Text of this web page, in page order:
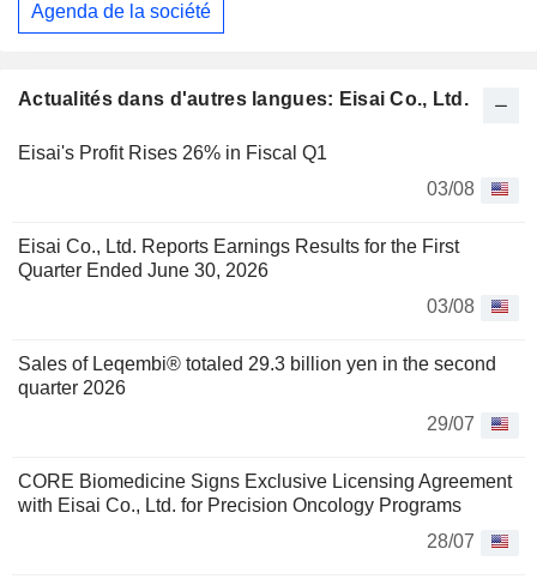
Actualités dans d'autres langues: Eisai Co., Ltd.
Eisai's Profit Rises 26% in Fiscal Q1
03/08
Eisai Co., Ltd. Reports Earnings Results for the First
Quarter Ended June 30, 2026
03/08
Sales of Leqembi® totaled 29.3 billion yen in the second
quarter 2026
29/07
CORE Biomedicine Signs Exclusive Licensing Agreement
with Eisai Co., Ltd. for Precision Oncology Programs
28/07
Agenda de la société